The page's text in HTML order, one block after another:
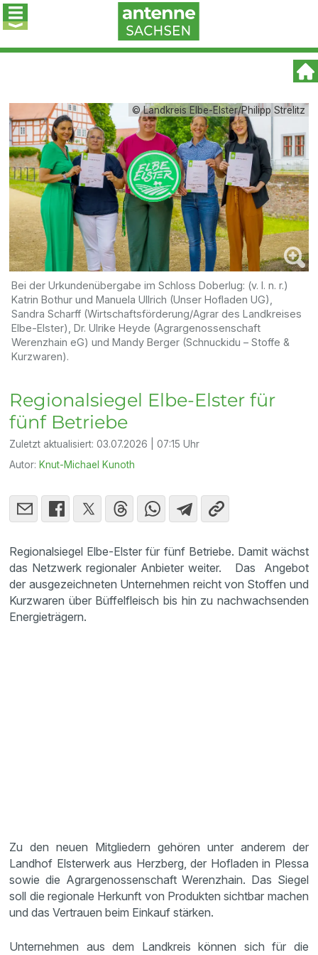
© Landkreis Elbe-Elster/Philipp Strelitz
Bei der Urkundenübergabe im Schloss Doberlug: (v. l. n. r.)
Katrin Bothur und Manuela Ullrich (Unser Hofladen UG),
Sandra Scharff (Wirtschaftsförderung/Agrar des Landkreises
Elbe-Elster), Dr. Ulrike Heyde (Agrargenossenschaft
Werenzhain eG) und Mandy Berger (Schnuckidu – Stoffe &
Kurzwaren).
Regionalsiegel Elbe-Elster für
fünf Betriebe
Zuletzt aktualisiert:03.07.2026 | 07:15 Uhr
Autor: Knut-Michael Kunoth
Regionalsiegel Elbe-Elster für fünf Betriebe. Damit wächst
das Netzwerk regionaler Anbieter weiter. Das Angebot
der ausgezeichneten Unternehmen reicht von Stoffen und
Kurzwaren über Büffelfleisch bis hin zu nachwachsenden
Energieträgern.
Zu den neuen Mitgliedern gehören unter anderem der
Landhof Elsterwerk aus Herzberg, der Hofladen in Plessa
sowie die Agrargenossenschaft Werenzhain. Das Siegel
soll die regionale Herkunft von Produkten sichtbar machen
und das Vertrauen beim Einkauf stärken.
Unternehmen aus dem Landkreis können sich für die